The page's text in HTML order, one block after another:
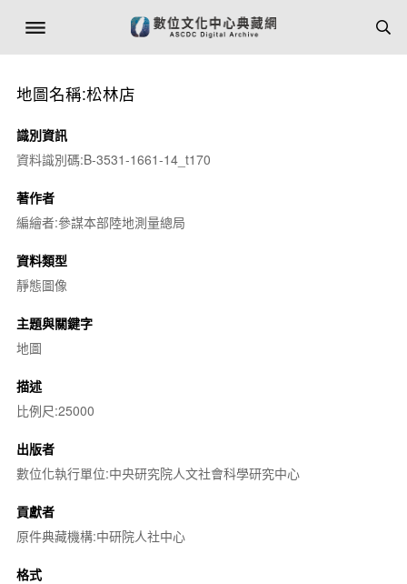
地圖名稱:松林店
識別資訊
資料識別碼:B-3531-1661-14_t170
著作者
編繪者:參謀本部陸地測量總局
資料類型
靜態圖像
主題與關鍵字
地圖
描述
比例尺:25000
出版者
數位化執行單位:中央研究院人文社會科學研究中心
貢獻者
原件典藏機構:中研院人社中心
格式